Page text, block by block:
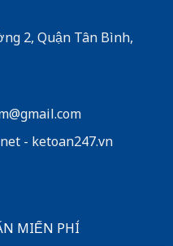
2, Quận Tân Bình,
-ketoan247.vn
MIẾN PHÍ